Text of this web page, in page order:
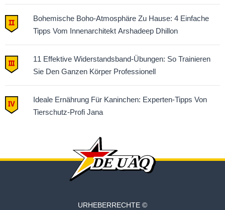
Bohemische Boho-Atmosphäre Zu Hause: 4 Einfache
Tipps Vom Innenarchitekt Arshadeep Dhillon
11 Effektive Widerstandsband-Übungen: So Trainieren
Sie Den Ganzen Körper Professionell
Ideale Ernährung Für Kaninchen: Experten-Tipps Von
Tierschutz-Profi Jana
URHEBERRECHTE ©